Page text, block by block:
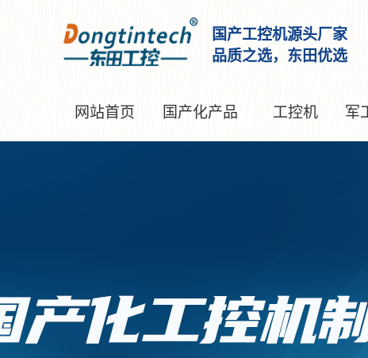
国产工控机源头厂家
品质之选，东田优选
网站首页 国产化产品 工控机 军